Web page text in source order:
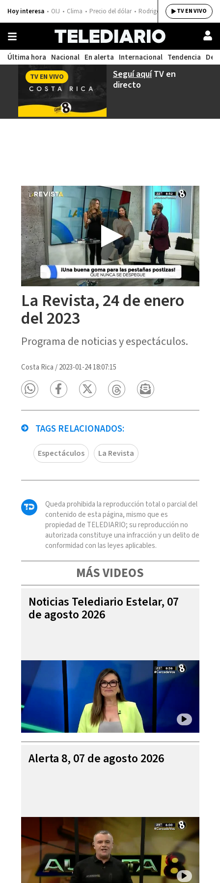
Hoy interesa OIJ Clima Precio del dólar Rodrigo ChavesTV EN VIVO
Última hora Nacional En alerta Internacional Tendencia
Seguí aquíTV en
directo
TV EN VIVO
La Revista, 24 de enero
del 2023
Programa de noticias y espectáculos.
Costa Rica /2023-01-24 18:07:15
TAGS RELACIONADOS:
Espectáculos La Revista
Queda prohibida la reproducción total o parcial del
contenido de esta página, mismo que es
propiedad de TELEDIARIO; su reproducción no
autorizada constituye una infracción y un delito de
conformidad con las leyes aplicables.
MÁS VIDEOS
Noticias Telediario Estelar, 07
de agosto 2026
Alerta 8, 07 de agosto 2026